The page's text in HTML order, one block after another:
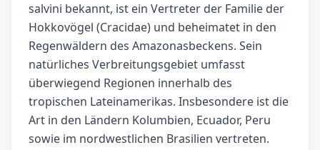
salvini bekannt, ist ein Vertreter der Familie der
Hokkovögel (Cracidae) und beheimatet in den
Regenwäldern des Amazonasbeckens. Sein
natürliches Verbreitungsgebiet umfasst
überwiegend Regionen innerhalb des
tropischen Lateinamerikas. Insbesondere ist die
Art in den Ländern Kolumbien, Ecuador, Peru
sowie im nordwestlichen Brasilien vertreten.